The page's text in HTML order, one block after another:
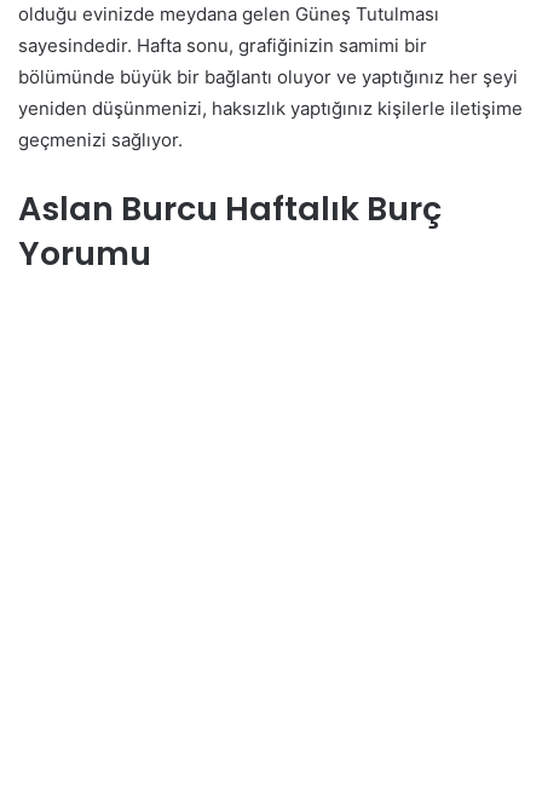
olduğu evinizde meydana gelen Güneş Tutulması
sayesindedir. Hafta sonu, grafiğinizin samimi bir
bölümünde büyük bir bağlantı oluyor ve yaptığınız her şeyi
yeniden düşünmenizi, haksızlık yaptığınız kişilerle iletişime
geçmenizi sağlıyor.
Aslan Burcu Haftalık Burç
Yorumu